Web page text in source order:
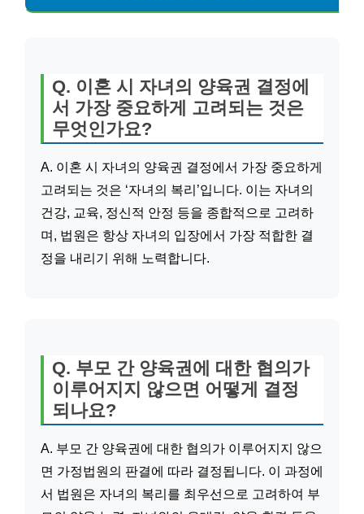
Q. 이혼 시 자녀의 양육권 결정에
서 가장 중요하게 고려되는 것은
무엇인가요?
A. 이혼 시 자녀의 양육권 결정에서 가장 중요하게
고려되는 것은 ‘자녀의 복리’입니다. 이는 자녀의
건강, 교육, 정신적 안정 등을 종합적으로 고려하
며, 법원은 항상 자녀의 입장에서 가장 적합한 결
정을 내리기 위해 노력합니다.
Q. 부모 간 양육권에 대한 협의가
이루어지지 않으면 어떻게 결정
되나요?
A. 부모 간 양육권에 대한 협의가 이루어지지 않으
면 가정법원의 판결에 따라 결정됩니다. 이 과정에
서 법원은 자녀의 복리를 최우선으로 고려하여 부